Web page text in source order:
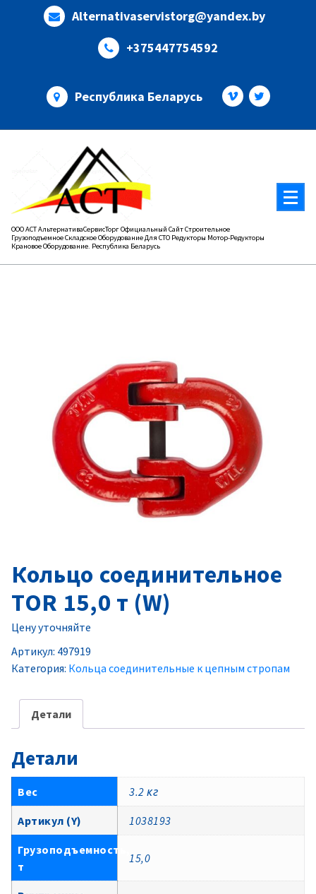
Alternativaservistorg@yandex.by
+375447754592
Республика Беларусь
ООО АСТ АльтернативаСервисТорг Официальный Сайт Строительное
Грузоподъемное Складское Оборудование Для СТО Редукторы Мотор-Редукторы
Крановое Оборудование. Республика Беларусь
Кольцо соединительное
TOR 15,0 т (W)
Цену уточняйте
Артикул: 497919
Категория: Кольца соединительные к цепным стропам
Детали
Детали
Вес 3.2 кг
Артикул (Y) 1038193
Грузоподъемность,
т
15,0